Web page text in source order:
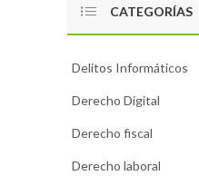
CATEGORÍAS
Delitos Informáticos
Derecho Digital
Derecho fiscal
Derecho laboral